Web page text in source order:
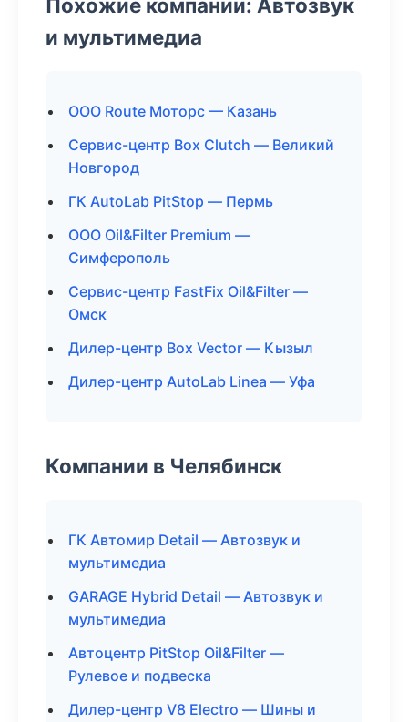
Похожие компании: Автозвук
и мультимедиа
ООО Route Моторс — Казань
Сервис-центр Box Clutch — Великий
Новгород
ГК AutoLab PitStop — Пермь
ООО Oil&Filter Premium —
Симферополь
Сервис-центр FastFix Oil&Filter —
Омск
Дилер-центр Box Vector — Кызыл
Дилер-центр AutoLab Linea — Уфа
Компании в Челябинск
ГК Автомир Detail — Автозвук и
мультимедиа
GARAGE Hybrid Detail — Автозвук и
мультимедиа
Автоцентр PitStop Oil&Filter —
Рулевое и подвеска
Дилер-центр V8 Electro — Шины и